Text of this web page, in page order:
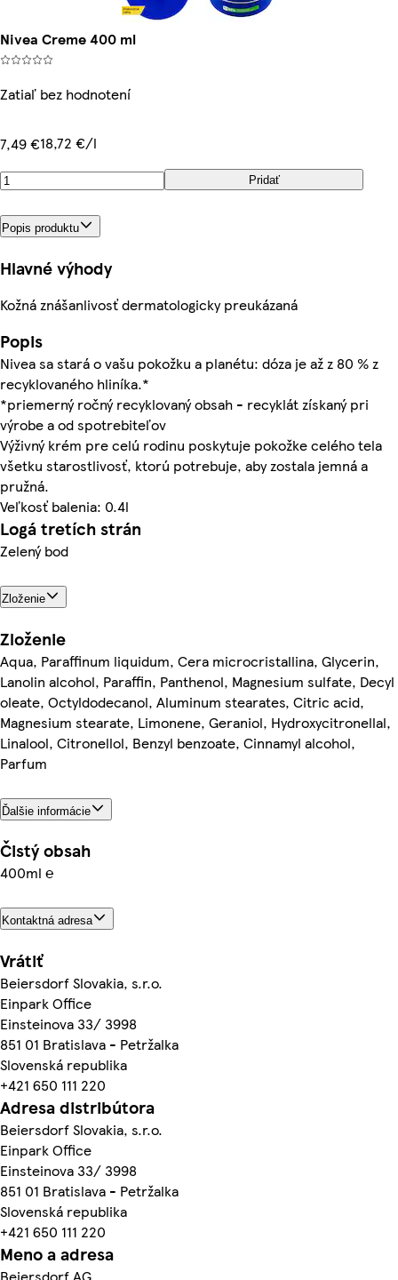
Nivea Creme 400 ml
Zatiaľ bez hodnotení
7,49 €18,72 €/l
Pridať
Popis produktu
Hlavné výhody
Kožná znášanlivosť dermatologicky preukázaná
Popis
Nivea sa stará o vašu pokožku a planétu: dóza je až z 80 % z
recyklovaného hliníka.*
*priemerný ročný recyklovaný obsah - recyklát získaný pri
výrobe a od spotrebiteľov
Výživný krém pre celú rodinu poskytuje pokožke celého tela
všetku starostlivosť, ktorú potrebuje, aby zostala jemná a
pružná.
Veľkosť balenia: 0.4l
Logá tretích strán
Zelený bod
Zloženie
Zloženie
Aqua, Paraffinum liquidum, Cera microcristallina, Glycerin,
Lanolin alcohol, Paraffin, Panthenol, Magnesium sulfate, Decyl
oleate, Octyldodecanol, Aluminum stearates, Citric acid,
Magnesium stearate, Limonene, Geraniol, Hydroxycitronellal,
Linalool, Citronellol, Benzyl benzoate, Cinnamyl alcohol,
Parfum
Ďalšie informácie
Čistý obsah
400ml ℮
Kontaktná adresa
Vrátiť
Beiersdorf Slovakia, s.r.o.
Einpark Office
Einsteinova 33/ 3998
851 01 Bratislava - Petržalka
Slovenská republika
+421 650 111 220
Adresa distribútora
Beiersdorf Slovakia, s.r.o.
Einpark Office
Einsteinova 33/ 3998
851 01 Bratislava - Petržalka
Slovenská republika
+421 650 111 220
Meno a adresa